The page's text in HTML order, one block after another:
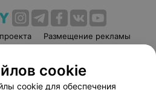
Размещение рекламы
Способы оплаты
Партнеры
cookie
cookie для обеспечения